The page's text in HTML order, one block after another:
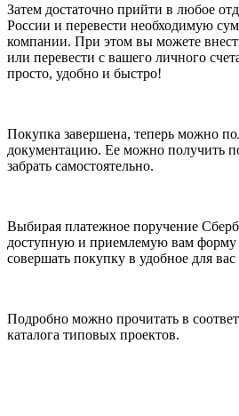
Затем достаточно прийти в любое
России и перевести необходимую
компании. При этом вы можете
или перевести с вашего личного
просто, удобно и быстро!
Покупка завершена, теперь можно
документацию. Ее можно получить
забрать самостоятельно.
Выбирая платежное поручение
доступную и приемлемую вам
совершать покупку в удобное для
Подробно можно прочитать в
каталога типовых проектов.